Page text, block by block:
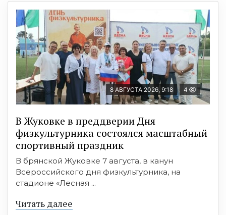
8 АВГУСТА 2026, 9:18 4
В Жуковке в преддверии Дня
физкультурника состоялся масштабный
спортивный праздник
В брянской Жуковке 7 августа, в канун
Всероссийского дня физкультурника, на
стадионе «Лесная ...
Читать далее